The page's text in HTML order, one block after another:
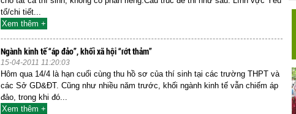
tố/chi tiết...
Xem thêm +
Ngành kinh tế “áp đảo”, khối xã hội “rớt thảm”
15-04-2011 11:20:03
Hôm qua 14/4 là hạn cuối cùng thu hồ sơ của thí sinh tại các trường THPT và
các Sở GD&ĐT. Cũng như nhiều năm trước, khối ngành kinh tế vẫn chiếm áp
đảo, trong khi đó...
Xem thêm +